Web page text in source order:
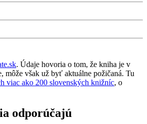
. Údaje hovoria o tom, že kniha je v
môže však už byť aktuálne požičaná. Tu
viac ako 200 slovenských knižníc, o
odporúčajú